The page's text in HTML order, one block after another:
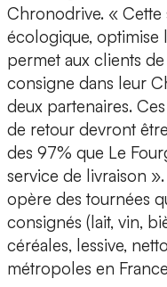
Chronodrive. «
écologique, optimise
permet aux clients
consigne dans leur
deux partenaires.
de retour devront
des 97% que Le
service de livraison
opère des tournées
consignés (lait, vin,
céréales, lessive,
métropoles en